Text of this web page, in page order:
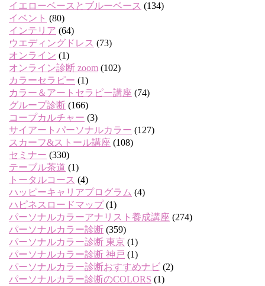
イエローベースとブルーベース (134)
イベント (80)
インテリア (64)
ウエディングドレス (73)
オンライン (1)
オンライン診断 zoom (102)
カラーセラピー (1)
カラー＆アートセラピー講座 (74)
グループ診断 (166)
コープカルチャー (3)
サイアートパーソナルカラー (127)
スカーフ&ストール講座 (108)
セミナー (330)
テーブル茶道 (1)
トータルコース (4)
ハッピーキャリアプログラム (4)
ハピネスロードマップ (1)
パーソナルカラーアナリスト養成講座 (274)
パーソナルカラー診断 (359)
パーソナルカラー診断 東京 (1)
パーソナルカラー診断 神戸 (1)
パーソナルカラー診断おすすめナビ (2)
パーソナルカラー診断のCOLORS (1)